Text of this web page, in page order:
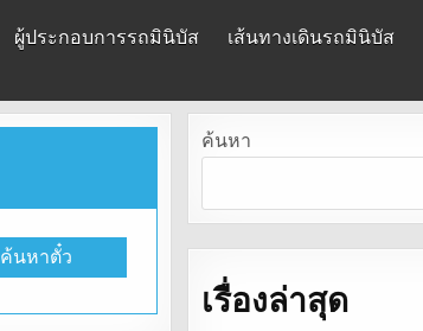
ผู้ประกอบการรถมินิบัส เส้นทางเดินรถมินิบัส
ค้นหาตั๋ว
ค้นหา
เรื่องล่าสุด